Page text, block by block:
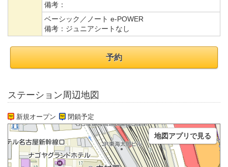
備考：
ベーシック／ノート e-POWER
備考： ジュニアシートなし
予約
ステーション周辺地図
新規オープン 閉鎖予定
地図アプリで見る